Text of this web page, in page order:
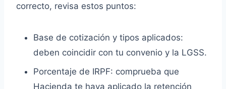
correcto, revisa estos puntos:
Base de cotización y tipos aplicados:
deben coincidir con tu convenio y la LGSS.
Porcentaje de IRPF: comprueba que
Hacienda te haya aplicado la retención